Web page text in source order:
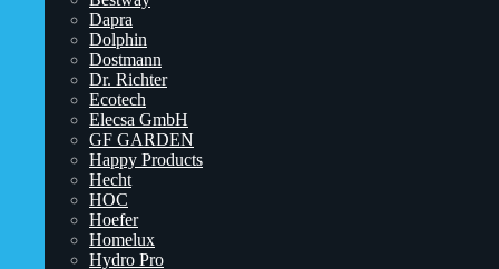
Dapra
Dolphin
Dostmann
Dr. Richter
Ecotech
Elecsa GmbH
GF GARDEN
Happy Products
Hecht
HOC
Hoefer
Homelux
Hydro Pro